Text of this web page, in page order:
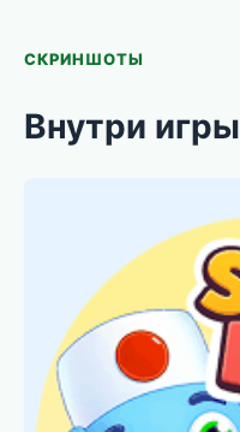
СКРИНШОТЫ
Внутри игры